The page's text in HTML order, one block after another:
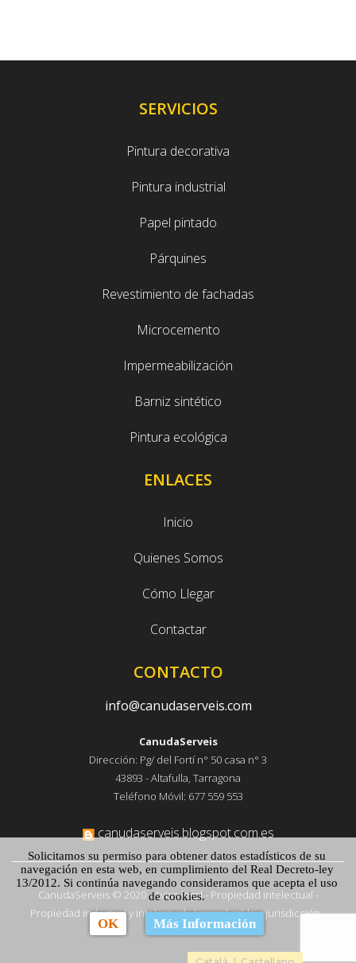
SERVICIOS
Pintura decorativa
Pintura industrial
Papel pintado
Párquines
Revestimiento de fachadas
Microcemento
Impermeabilización
Barniz sintético
Pintura ecológica
ENLACES
Inicio
Quienes Somos
Cómo Llegar
Contactar
CONTACTO
info@canudaserveis.com
CanudaServeis
Dirección: Pg/ del Fortí n° 50 casa n° 3
43893 - Altafulla, Tarragona
Teléfono Móvil: 677 559 553
canudaserveis.blogspot.com.es
CanudaServeis © 2020 -Aviso legal - Propiedad intelectual -
Propiedad industrial y intelectual-Ley aplicable y jurisdicción-
Cookies
Solicitamos su permiso para obtener datos estadísticos de su
navegación en esta web, en cumplimiento del Real Decreto-ley
13/2012. Si continúa navegando consideramos que acepta el uso
de cookies.
OK Más Información